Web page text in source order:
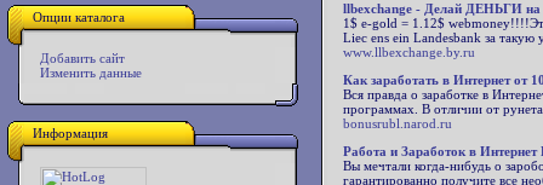
Опции каталога
Добавить сайт
Изменить данные
Информация
llbexchange - Делай ДЕНЬГИ
1$ e-gold = 1.12$
Liec ens ein Landesbank за
www.llbexchange.by.ru
Как заработать в Интернет от
Вся правда о заработке в
программах. В отличии от рунета,
bonusrubl.narod.ru
Работа и Заработок в
Вы мечтали когда-нибудь о
гарантированно получите все